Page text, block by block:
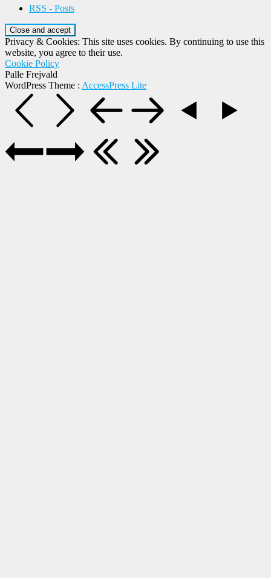
RSS - Posts
Privacy & Cookies: This site uses cookies. By continuing to use this
website, you agree to their use.
Cookie Policy
Palle Frejvald
WordPress Theme : AccessPress Lite